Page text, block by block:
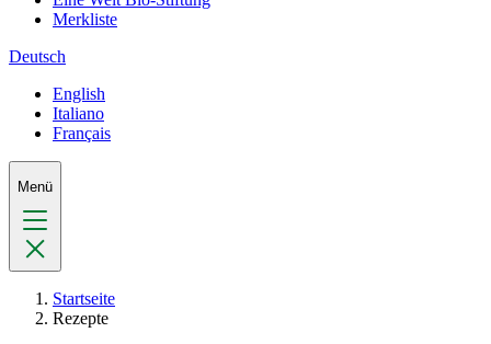
Merkliste
Deutsch
English
Italiano
Français
Menü
Startseite
Rezepte